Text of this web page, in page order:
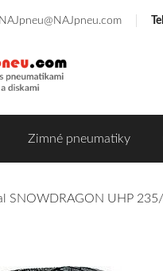
Zimné pneumatiky
SNOWDRAGON UHP